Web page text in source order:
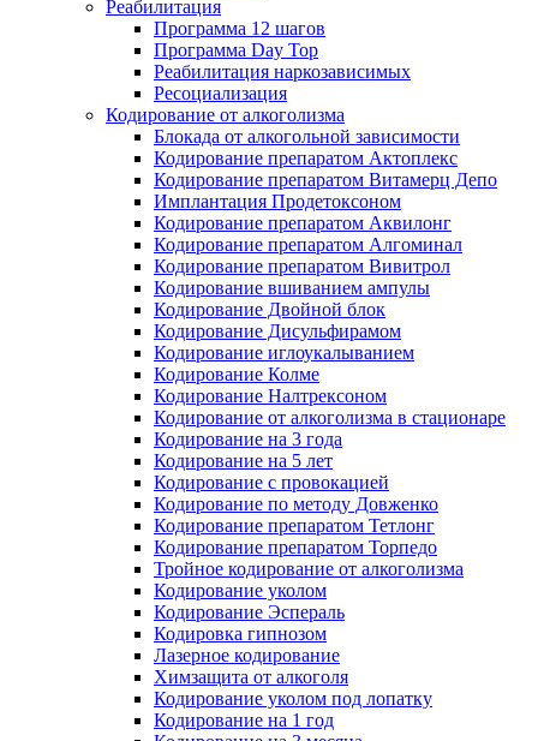
Реабилитация
Программа 12 шагов
Программа Day Top
Реабилитация наркозависимых
Ресоциализация
Кодирование от алкоголизма
Блокада от алкогольной зависимости
Кодирование препаратом Актоплекс
Кодирование препаратом Витамерц Депо
Имплантация Продетоксоном
Кодирование препаратом Аквилонг
Кодирование препаратом Алгоминал
Кодирование препаратом Вивитрол
Кодирование вшиванием ампулы
Кодирование Двойной блок
Кодирование Дисульфирамом
Кодирование иглоукалыванием
Кодирование Колме
Кодирование Налтрексоном
Кодирование от алкоголизма в стационаре
Кодирование на 3 года
Кодирование на 5 лет
Кодирование с провокацией
Кодирование по методу Довженко
Кодирование препаратом Тетлонг
Кодирование препаратом Торпедо
Тройное кодирование от алкоголизма
Кодирование уколом
Кодирование Эспераль
Кодировка гипнозом
Лазерное кодирование
Химзащита от алкоголя
Кодирование уколом под лопатку
Кодирование на 1 год